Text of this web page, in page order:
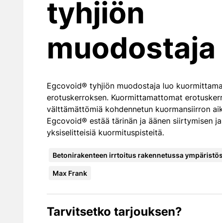
tyhjiön
muodostaja
Egcovoid® tyhjiön muodostaja luo
erotuskerroksen. Kuormittamattomat
välttämättömiä kohdennetun kuormansiirron
Egcovoid® estää tärinän ja äänen siirtymisen
yksiselitteisiä kuormituspisteitä.
Betonirakenteen irrtoitus rakennetussa
Max Frank
Tarvitsetko tarjouksen?